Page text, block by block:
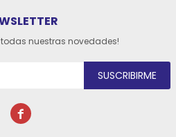
todas nuestras novedades!
SUSCRIBIRME
